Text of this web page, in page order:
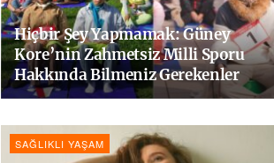
Hiçbir Şey Yapmamak: Güney
Kore’nin Zahmetsiz Milli Sporu
Hakkında Bilmeniz Gerekenler
SAĞLIKLI YAŞAM